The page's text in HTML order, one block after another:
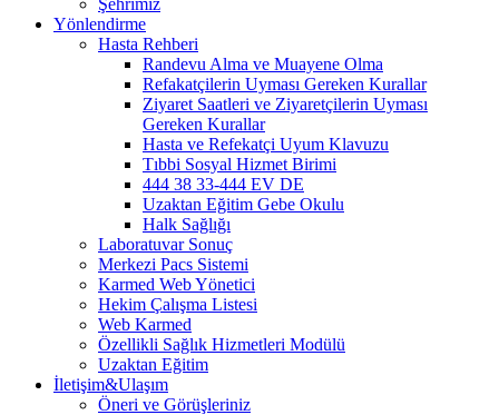
Yönlendirme
Hasta Rehberi
Randevu Alma ve Muayene Olma
Refakatçilerin Uyması Gereken Kurallar
Ziyaret Saatleri ve Ziyaretçilerin Uyması
Gereken Kurallar
Hasta ve Refekatçi Uyum Klavuzu
Tıbbi Sosyal Hizmet Birimi
444 38 33-444 EV DE
Uzaktan Eğitim Gebe Okulu
Halk Sağlığı
Laboratuvar Sonuç
Merkezi Pacs Sistemi
Karmed Web Yönetici
Hekim Çalışma Listesi
Web Karmed
Özellikli Sağlık Hizmetleri Modülü
Uzaktan Eğitim
İletişim&Ulaşım
Öneri ve Görüşleriniz